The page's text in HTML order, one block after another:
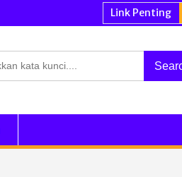
Link Penting